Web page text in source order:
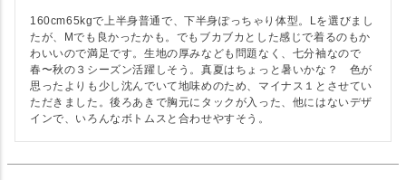
160cm65kgで上半身普通で、下半身ぽっちゃり体型。Lを選びまし
たが、Mでも良かったかも。でもブカブカとした感じで着るのもか
わいいので満足です。生地の厚みなども問題なく、七分袖なので
春〜秋の３シーズン活躍しそう。真夏はちょっと暑いかな？　色が
思ったよりも少し沈んでいて地味めのため、マイナス１とさせてい
ただきました。後ろあきで胸元にタックが入った、他にはないデザ
インで、いろんなボトムスと合わせやすそう。